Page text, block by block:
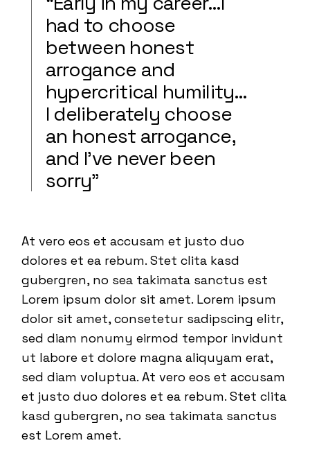
had to choose
between honest
arrogance and
hypercritical humility…
I deliberately choose
an honest arrogance,
and I’ve never been
sorry”
At vero eos et accusam et justo duo
dolores et ea rebum. Stet clita kasd
gubergren, no sea takimata sanctus est
Lorem ipsum dolor sit amet. Lorem ipsum
dolor sit amet, consetetur sadipscing elitr,
sed diam nonumy eirmod tempor invidunt
ut labore et dolore magna aliquyam erat,
sed diam voluptua. At vero eos et accusam
et justo duo dolores et ea rebum. Stet clita
kasd gubergren, no sea takimata sanctus
est Lorem amet.